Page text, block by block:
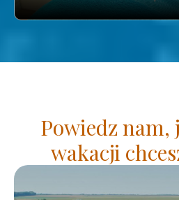
Powiedz nam,
wakacji